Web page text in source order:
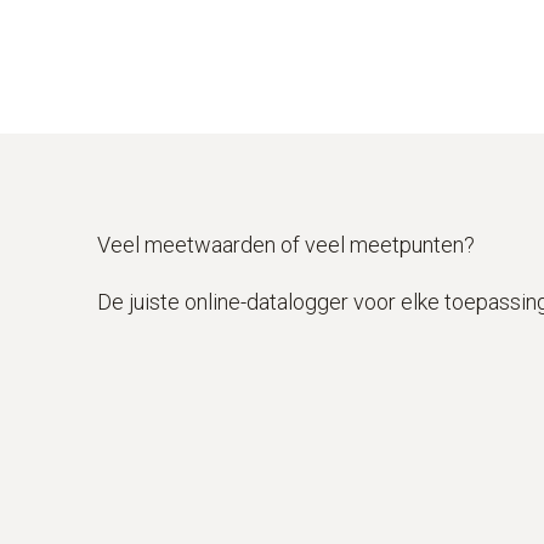
Veel meetwaarden of veel meetpunten?
De juiste online-datalogger voor elke